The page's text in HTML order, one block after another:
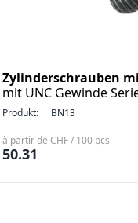
Zylinderschrauben
mit UNC Gewinde
Produkt: BN13
à partir de CHF / 100 pcs
50.31